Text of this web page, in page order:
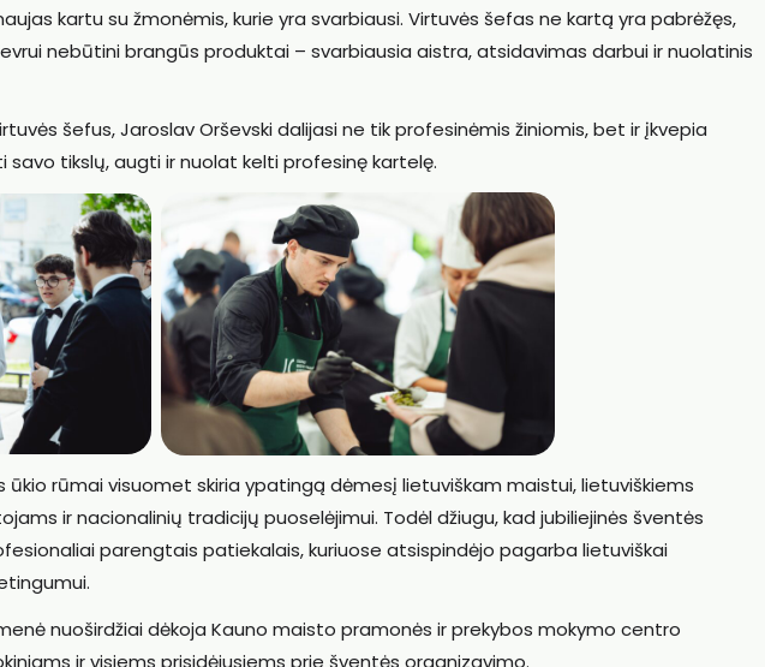
kartu su žmonėmis, kurie yra svarbiausi. Virtuvės šefas ne kartą yra pabrėžęs,
nebūtini brangūs produktai – svarbiausia aistra, atsidavimas darbui ir nuolatinis
šefus, Jaroslav Orševski dalijasi ne tik profesinėmis žiniomis, bet ir įkvepia
savo tikslų, augti ir nuolat kelti profesinę kartelę.
ūkio rūmai visuomet skiria ypatingą dėmesį lietuviškam maistui, lietuviškiems
ir nacionalinių tradicijų puoselėjimui. Todėl džiugu, kad jubiliejinės šventės
parengtais patiekalais, kuriuose atsispindėjo pagarba lietuviškai
nuoširdžiai dėkoja Kauno maisto pramonės ir prekybos mokymo centro
ir visiems prisidėjusiems prie šventės organizavimo.